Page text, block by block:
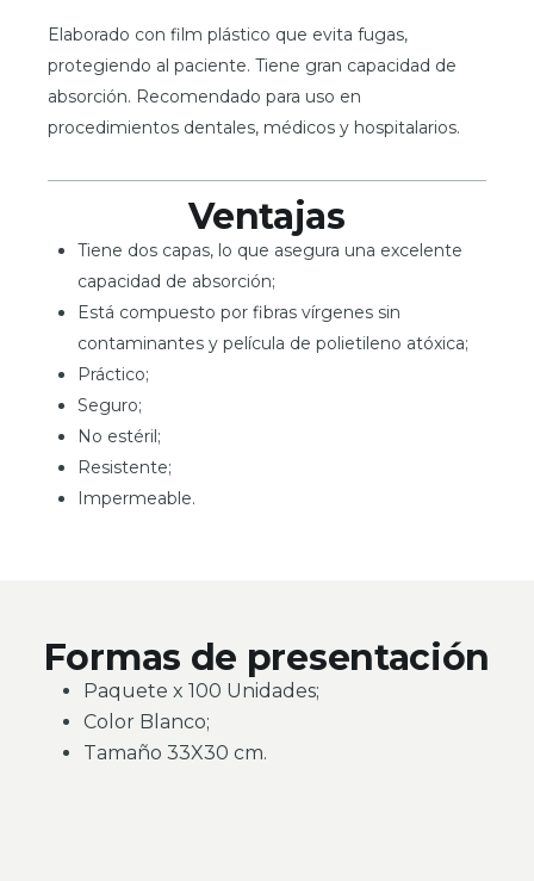
Elaborado con film plástico que evita fugas,
protegiendo al paciente. Tiene gran capacidad de
absorción. Recomendado para uso en
procedimientos dentales, médicos y hospitalarios.
Ventajas
Tiene dos capas, lo que asegura una excelente
capacidad de absorción;
Está compuesto por fibras vírgenes sin
contaminantes y película de polietileno atóxica;
Práctico;
Seguro;
No estéril;
Resistente;
Impermeable.
Formas de presentación
Paquete x 100 Unidades;
Color Blanco;
Tamaño 33X30 cm.